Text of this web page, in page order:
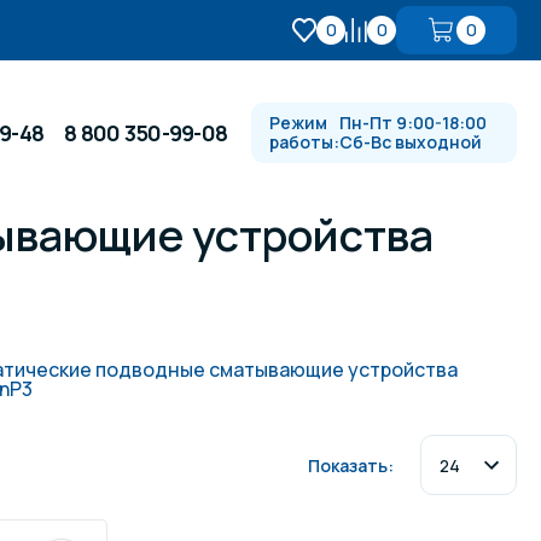
0 0 0
Противотоки и гидромассажи
электрооборудование
48 8 800 350-99-08
Режим
работы:
Пн-Пт 9:00-18:00
Сб-Вс выходной
устройства
подводные сматывающие устройства
Показать: